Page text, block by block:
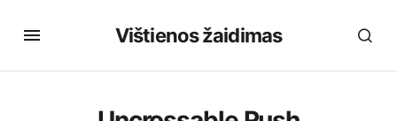
Vištienos žaidimas